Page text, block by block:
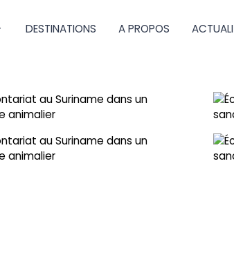
DESTINATIONS A PROPOS